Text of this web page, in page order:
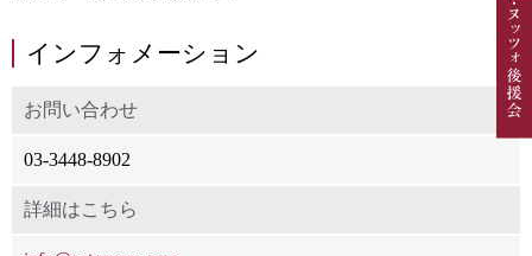
インフォメーション
お問い合わせ
03-3448-8902
詳細はこちら